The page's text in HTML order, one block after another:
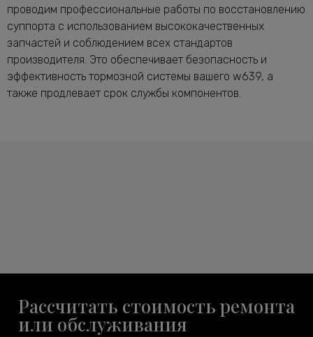
проводим профессиональные работы по восстановлению
суппорта с использованием высококачественных
запчастей и соблюдением всех стандартов
производителя. Это обеспечивает безопасность и
эффективность тормозной системы вашего w639, а
также продлевает срок службы компонентов.
Рассчитать стоимость ремонта
или обслуживания